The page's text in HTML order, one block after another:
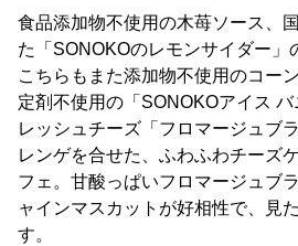
食品添加物不使用の木苺ソース、
た「SONOKOのレモンサイダー」
こちらもまた添加物不使用のコー
定剤不使用の「SONOKOアイス
レッシュチーズ「フロマージュブ
レンゲを合せた、ふわふわチーズ
フェ。甘酸っぱいフロマージュブ
ャインマスカットが好相性で、見
す。